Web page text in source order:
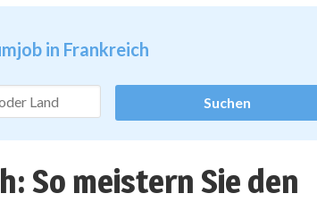
in Frankreich
So meistern Sie den